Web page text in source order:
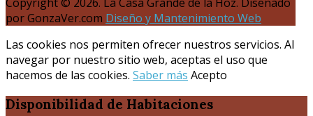
por GonzaVer.com Diseño y Mantenimiento Web
Las cookies nos permiten ofrecer nuestros servicios. Al
navegar por nuestro sitio web, aceptas el uso que
hacemos de las cookies. Saber más Acepto
Disponibilidad de Habitaciones